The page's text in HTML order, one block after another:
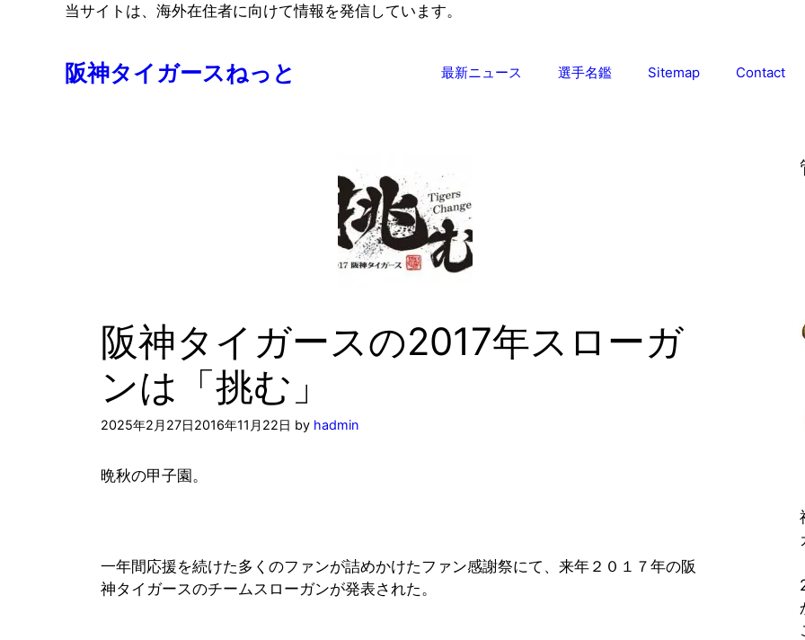
当サイトは、海外在住者に向けて情報を発信しています。
阪神タイガースねっと 最新ニュース 選手名鑑 Sitemap Contact
阪神タイガースの2017年スローガ
ンは「挑む」
2025年2月27日2016年11月22日 by hadmin
晩秋の甲子園。
一年間応援を続けた多くのファンが詰めかけたファン感謝祭にて、来年２０１７年の阪
神タイガースのチームスローガンが発表された。